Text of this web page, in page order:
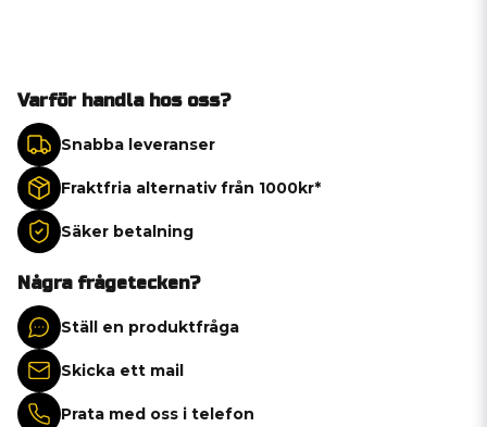
Varför handla hos oss?
Snabba leveranser
Fraktfria alternativ från 1000kr*
Säker betalning
Några frågetecken?
Ställ en produktfråga
Skicka ett mail
Prata med oss i telefon